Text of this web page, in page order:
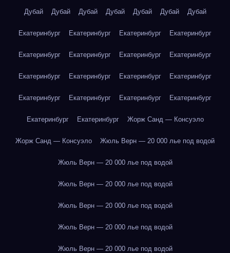
Дубай Дубай Дубай Дубай Дубай Дубай Дубай
Екатеринбург Екатеринбург Екатеринбург Екатеринбург
Екатеринбург Екатеринбург Екатеринбург Екатеринбург
Екатеринбург Екатеринбург Екатеринбург Екатеринбург
Екатеринбург Екатеринбург Екатеринбург Екатеринбург
Екатеринбург Екатеринбург Жорж Санд — Консуэло
Жорж Санд — Консуэло Жюль Верн — 20 000 лье под водой
Жюль Верн — 20 000 лье под водой
Жюль Верн — 20 000 лье под водой
Жюль Верн — 20 000 лье под водой
Жюль Верн — 20 000 лье под водой
Жюль Верн — 20 000 лье под водой